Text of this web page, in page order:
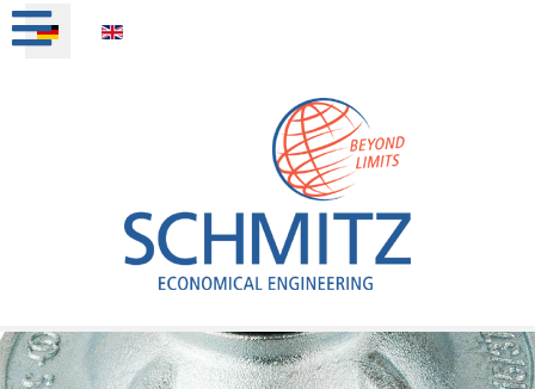
Sprache auswählen